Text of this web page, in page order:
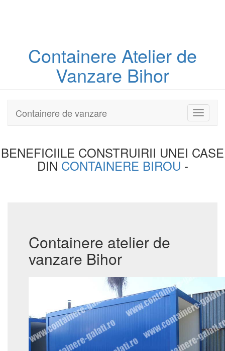
Containere Atelier de
Vanzare Bihor
Toggle
Containere de vanzare
BENEFICIILE CONSTRUIRII UNEI CASE
DIN CONTAINERE BIROU -
Containere atelier de
vanzare Bihor